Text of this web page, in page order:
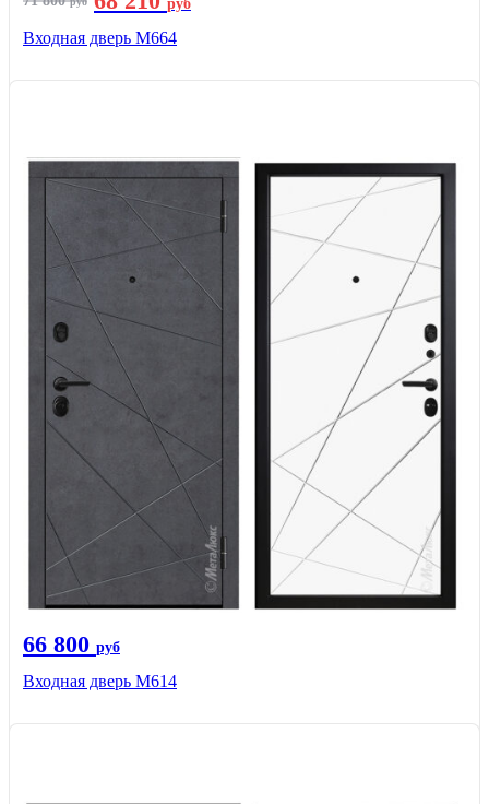
руб
Входная дверь М664
66 800 руб
Входная дверь М614